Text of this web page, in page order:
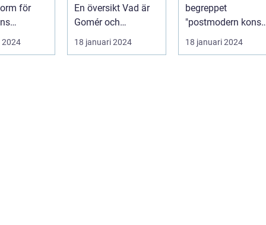
för
2024
En översikt Vad är
Gomér och
18 januari 2024
begreppet
"postmodern
fått stor
uppmärksamhet
18 januari 2024